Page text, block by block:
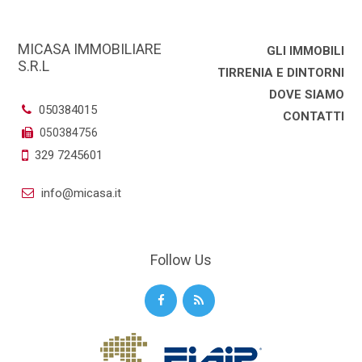
MICASA IMMOBILIARE
S.R.L
050384015
050384756
329 7245601
info@micasa.it
GLI IMMOBILI
TIRRENIA E DINTORNI
DOVE SIAMO
CONTATTI
Follow Us